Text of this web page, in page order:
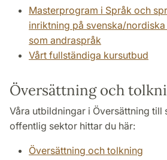
Masterprogram i Språk och
inriktning på svenska/
som andraspråk
Vårt fullständiga kursutbud
Översättning och
Våra utbildningar i Översättning till
offentlig sektor hittar du här:
Översättning och tolkning